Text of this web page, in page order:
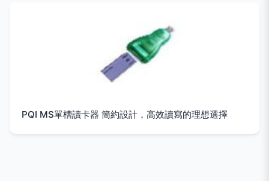
PQI MS單槽讀卡器 簡約設計，高效讀寫的理想選擇